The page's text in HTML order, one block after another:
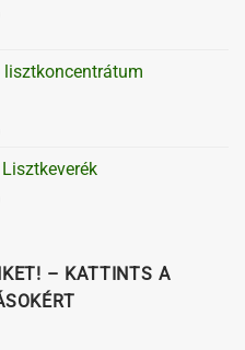
lisztkoncentrátum
– KATTINTS A